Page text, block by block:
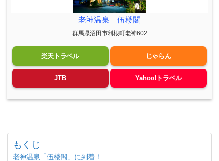
老神温泉 伍楼閣
群馬県沼田市利根町老神602
楽天トラベル じゃらん
JTB Yahoo!トラベル
もくじ
老神温泉「伍楼閣」に到着！